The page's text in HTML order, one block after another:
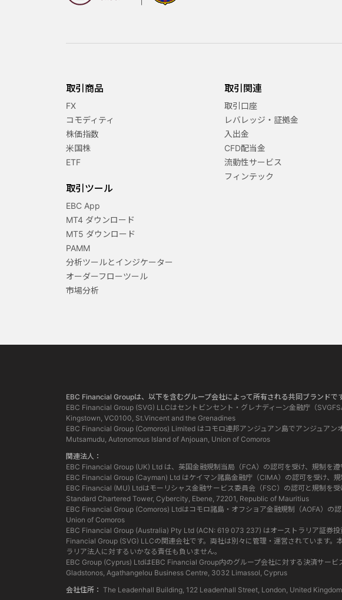
取引商品
FX
コモディティ
株価指数
米国株
ETF
取引ツール
EBC App
MT4 ダウンロード
MT5 ダウンロード
PAMM
分析ツールとインジケーター
オーダーフローツール
市場分析
取引関連
取引口座
レバレッジ・証拠金
入出金
CFD配当金
流動性サービス
フィンテック
EBC Financial Groupは、以下を含むグループ会社によって所有される共同ブランドです
EBC Financial Group (SVG) LLCはセントビンセント・グレナディーン金融庁（
Kingstown, VC0100, St.Vincent and the Grenadines
EBC Financial Group (Comoros) Limited はコモロ連邦アンジュアン島でアンジュア
Mutsamudu, Autonomous Island of Anjouan, Union of Comoros
関連法人：
EBC Financial Group (UK) Ltd は、英国金融規制当局（FCA）の認可を受け、規制を
EBC Financial Group (Cayman) Ltd はケイマン諸島金融庁（CIMA）の認可を受け、
EBC Financial (MU) Ltdはモーリシャス金融サービス委員会（FSC）の認可と規制を
Standard Chartered Tower, Cybercity, Ebene, 72201, Republic of Mauritius
EBC Financial Group (Comoros) Ltdはコモロ諸島・オフショア金融規制（AOFA）
Union of Comoros
EBC Financial Group (Australia) Pty Ltd (ACN: 619 073 237) はオーストラリア証券
Financial Group (SVG) LLCの関連会社です。両社は別々に管理・運営されています
ラリア法人に対するいかなる責任も負いません。
EBC Group (Cyprus) LtdはEBC Financial Group内のグループ会社に対する決済サー
Gladstonos, Agathangelou Business Centre, 3032 Limassol, Cyprus
会社住所： The Leadenhall Building, 122 Leadenhall Street, London, United